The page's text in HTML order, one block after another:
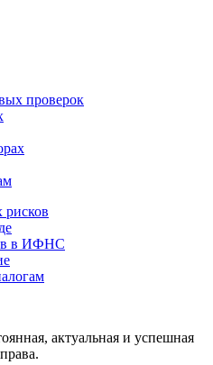
проверок
рисков
в ИФНС
актуальная и успешная